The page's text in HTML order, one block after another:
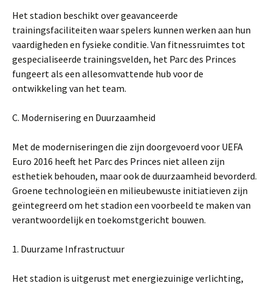
Het stadion beschikt over geavanceerde
trainingsfaciliteiten waar spelers kunnen werken aan hun
vaardigheden en fysieke conditie. Van fitnessruimtes tot
gespecialiseerde trainingsvelden, het Parc des Princes
fungeert als een allesomvattende hub voor de
ontwikkeling van het team.
C. Modernisering en Duurzaamheid
Met de moderniseringen die zijn doorgevoerd voor UEFA
Euro 2016 heeft het Parc des Princes niet alleen zijn
esthetiek behouden, maar ook de duurzaamheid bevorderd.
Groene technologieën en milieubewuste initiatieven zijn
geïntegreerd om het stadion een voorbeeld te maken van
verantwoordelijk en toekomstgericht bouwen.
1. Duurzame Infrastructuur
Het stadion is uitgerust met energiezuinige verlichting,